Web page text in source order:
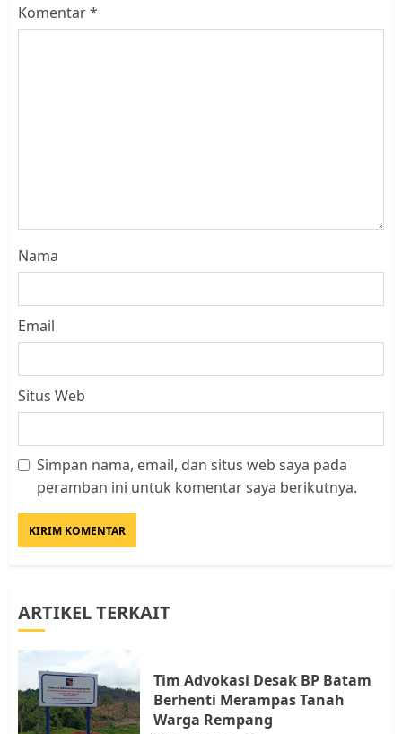
Komentar*
Nama
Email
Situs Web
Simpan nama, email, dan situs web saya pada
peramban ini untuk komentar saya berikutnya.
ARTIKEL TERKAIT
Tim Advokasi Desak BP Batam
Berhenti Merampas Tanah
Warga Rempang
Datangi Pemko Batam, Warga
4
Warga Rempang Ajukan
Resahkan Warga
JULI 17, 2026 0